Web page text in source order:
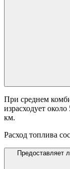
При среднем
израсходует
км.
Расход топлива
Предоставляет